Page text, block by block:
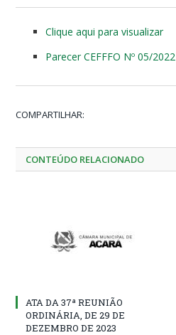
Clique aqui para visualizar
Parecer CEFFFO Nº 05/2022
COMPARTILHAR:
CONTEÚDO RELACIONADO
ATA DA 37ª REUNIÃO
ORDINÁRIA, DE 29 DE
DEZEMBRO DE 2023